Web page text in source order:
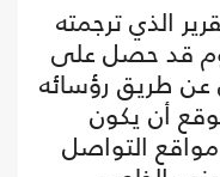
الذي ترجمته
قد حصل على
عن طريق رؤسائه
أن يكون
التواصل